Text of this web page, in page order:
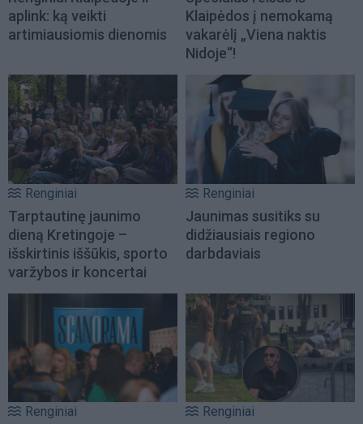
aplink: ką veikti
artimiausiomis dienomis
Klaipėdos į nemokamą
vakarėlį „Viena naktis
Nidoje“!
Renginiai
Tarptautinę jaunimo
dieną Kretingoje –
išskirtinis iššūkis, sporto
varžybos ir koncertai
Renginiai
Jaunimas susitiks su
didžiausiais regiono
darbdaviais
Renginiai Renginiai